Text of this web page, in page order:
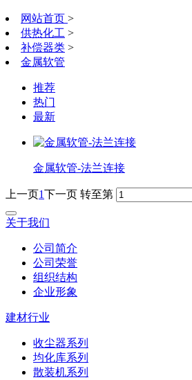
网站首页 >
供热化工 >
补偿器类 >
金属软管
推荐
热门
最新
金属软管-法兰连接
上一页1下一页 转至第
关于我们
公司简介
公司荣誉
组织结构
企业形象
建材行业
收尘器系列
均化库系列
散装机系列